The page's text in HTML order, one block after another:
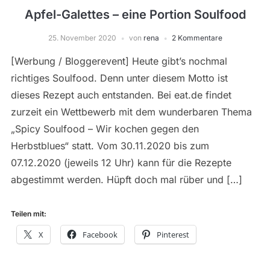
Apfel-Galettes – eine Portion Soulfood
25. November 2020 von rena 2 Kommentare
[Werbung / Bloggerevent] Heute gibt’s nochmal
richtiges Soulfood. Denn unter diesem Motto ist
dieses Rezept auch entstanden. Bei eat.de findet
zurzeit ein Wettbewerb mit dem wunderbaren Thema
„Spicy Soulfood – Wir kochen gegen den
Herbstblues“ statt. Vom 30.11.2020 bis zum
07.12.2020 (jeweils 12 Uhr) kann für die Rezepte
abgestimmt werden. Hüpft doch mal rüber und […]
Teilen mit:
X Facebook Pinterest